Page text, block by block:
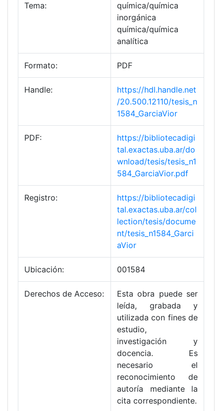
Tema:
química/química
inorgánica
química/química
analítica
Formato: PDF
Handle:
https://hdl.handle.net
/20.500.12110/tesis_n
1584_GarciaVior
PDF:
https://bibliotecadigi
tal.exactas.uba.ar/do
wnload/tesis/tesis_n1
584_GarciaVior.pdf
Registro:
https://bibliotecadigi
tal.exactas.uba.ar/col
lection/tesis/docume
nt/tesis_n1584_Garci
aVior
Ubicación: 001584
Derechos de Acceso:
Esta obra puede ser
leída, grabada y
utilizada con fines de
estudio,
investigación y
docencia. Es
necesario el
reconocimiento de
autoría mediante la
cita correspondiente.